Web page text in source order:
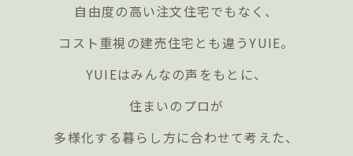
自由度の高い注文住宅でもなく、
コスト重視の建売住宅とも違うYUIE。
YUIEはみんなの声をもとに、
住まいのプロが
多様化する暮らし方に合わせて考えた、